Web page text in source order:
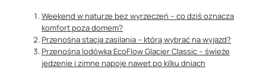
Weekend w naturze bez wyrzeczeń – co dziś oznacza
komfort poza domem?
Przenośna stacja zasilania – którą wybrać na wyjazd?
Przenośna lodówka EcoFlow Glacier Classic – świeże
jedzenie i zimne napoje nawet po kilku dniach